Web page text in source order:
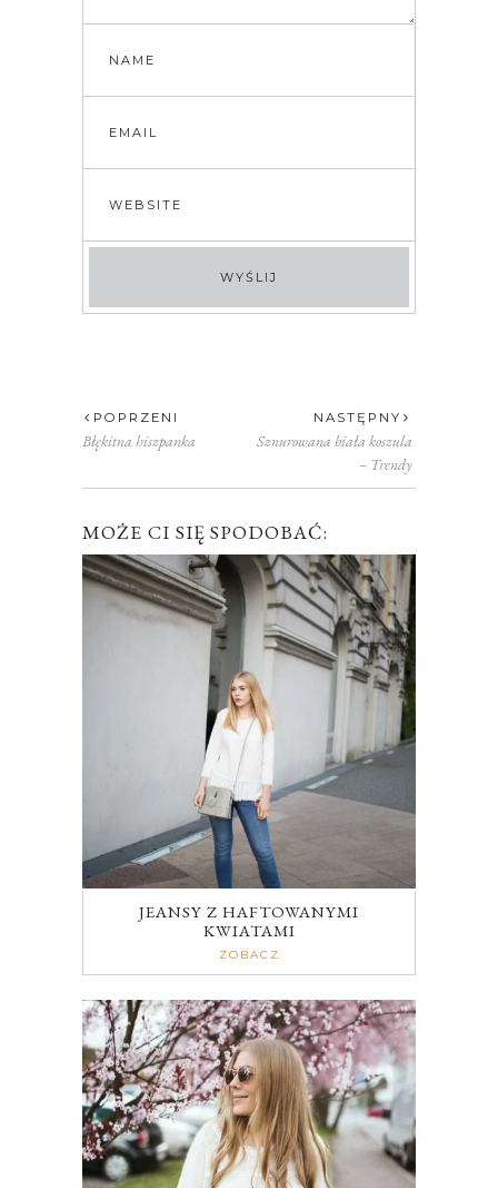
POPRZENI
Błękitna hiszpanka
NASTĘPNY
Sznurowana biała koszula
– Trendy
MOŻE CI SIĘ SPODOBAĆ:
JEANSY Z HAFTOWANYMI
KWIATAMI
ZOBACZ